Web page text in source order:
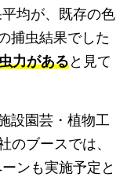
均が、既存の色
捕虫結果でした
力があると見て
設園芸・植物工
のブースでは、
ンも実施予定と